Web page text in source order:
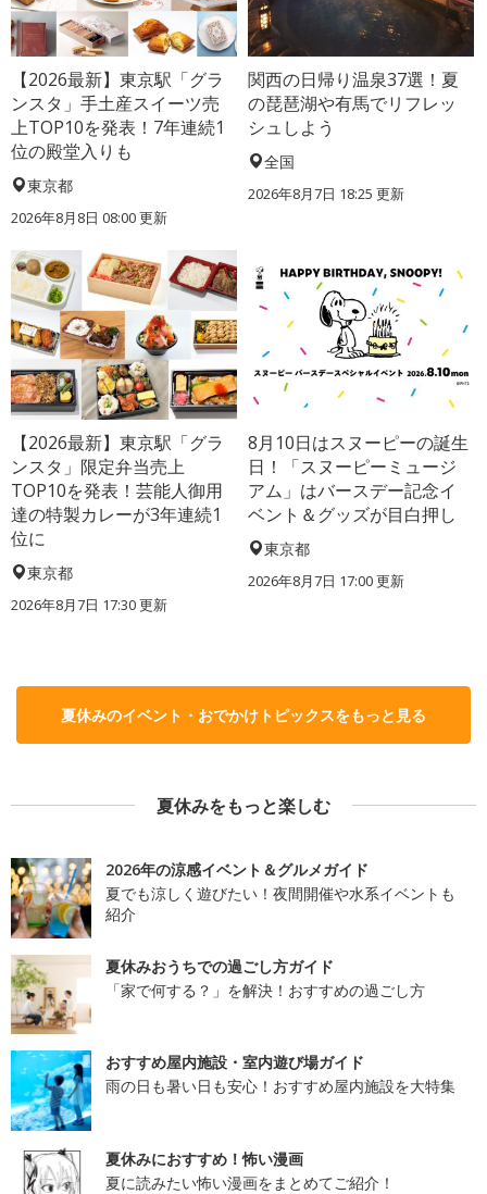
【2026最新】東京駅「グラ
ンスタ」手土産スイーツ売
上TOP10を発表！7年連続1
位の殿堂入りも
東京都
2026年8月8日 08:00更新
関西の日帰り温泉37選！夏
の琵琶湖や有馬でリフレッ
シュしよう
全国
2026年8月7日 18:25 更新
【2026最新】東京駅「グラ
ンスタ」限定弁当売上
TOP10を発表！芸能人御用
達の特製カレーが3年連続1
位に
東京都
2026年8月7日 17:30更新
8月10日はスヌーピーの誕生
日！「スヌーピーミュージ
アム」はバースデー記念イ
ベント＆グッズが目白押し
東京都
2026年8月7日 17:00更新
夏休みのイベント・おでかけトピックスをもっと見る
夏休みをもっと楽しむ
2026年の涼感イベント＆グルメガイド
夏でも涼しく遊びたい！夜間開催や水系イベントも
紹介
夏休みおうちでの過ごし方ガイド
「家で何する？」を解決！おすすめの過ごし方
おすすめ屋内施設・室内遊び場ガイド
雨の日も暑い日も安心！おすすめ屋内施設を大特集
夏休みにおすすめ！怖い漫画
夏に読みたい怖い漫画をまとめてご紹介！